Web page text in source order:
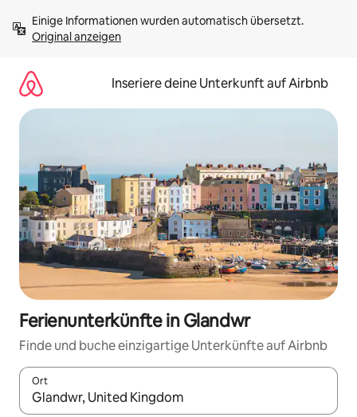
Inhalten
springenOriginal anzeigen
Inseriere deine Unterkunft auf Airbnb
Ferienunterkünfte in Glandwr
Finde und buche einzigartige Unterkünfte auf Airbnb
Ort
Wenn Ergebnisse verfügbar sind, navigiere mit den